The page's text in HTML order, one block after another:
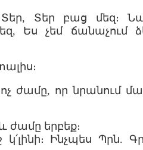
Տեր, Տեր բաց մեզ։
չեմ ճանաչում
ժամը, որ նրանում
ժամը երբեք։
Ինչպես Պրն.